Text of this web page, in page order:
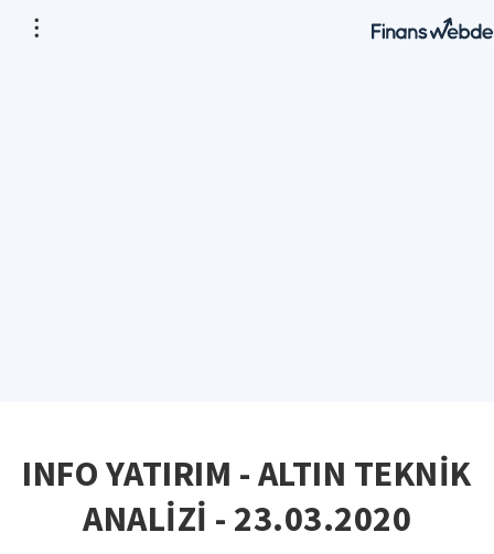
INFO YATIRIM - ALTIN TEKNİK
ANALİZİ - 23.03.2020